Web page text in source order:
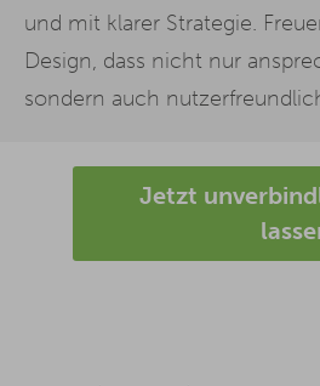
und mit klarer Strategie.
Design, dass nicht nur
sondern auch
Jetzt